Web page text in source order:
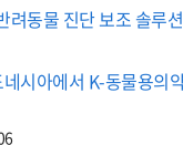
동물 진단 보조 솔루
시아에서 K-동물용의